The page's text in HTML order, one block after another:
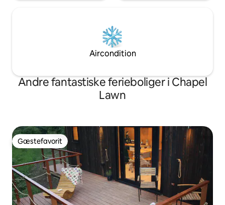
Aircondition
Andre fantastiske ferieboliger i Chapel
Lawn
Gæstefavorit
Gæstefavorit